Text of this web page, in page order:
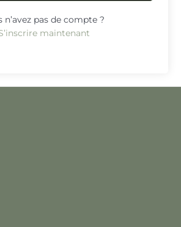
n’avez pas de compte ?
maintenant